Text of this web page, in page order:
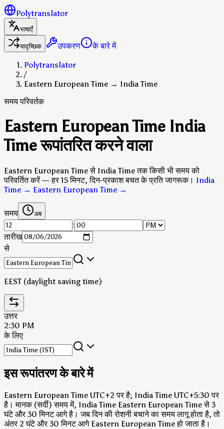
Polytranslator
भाषाएँ
यादृच्छिक
उपकरण
के बारे में
Polytranslator
/
Eastern European Time → India Time
समय परिवर्तक
Eastern European Time India
Time रूपांतरित करने वाला
Eastern European Time से India Time तक किसी भी समय को
परिवर्तित करें — हर 15 मिनट, दिन-प्रकाश बचत के प्रति जागरूक। India
Time → Eastern European Time →
समय अब
:
तारीख
से
EEST (daylight saving time)
उत्तर
2:30 PM
के लिए
इस रूपांतरण के बारे में
Eastern European Time UTC+2 पर है; India Time UTC+5:30 पर
है। मानक (सर्दी) समय में, India Time Eastern European Time से 3
घंटे और 30 मिनट आगे है। जब दिन की रोशनी बचाने का समय लागू होता है, तो
अंतर 2 घंटे और 30 मिनट आगे Eastern European Time हो जाता है।